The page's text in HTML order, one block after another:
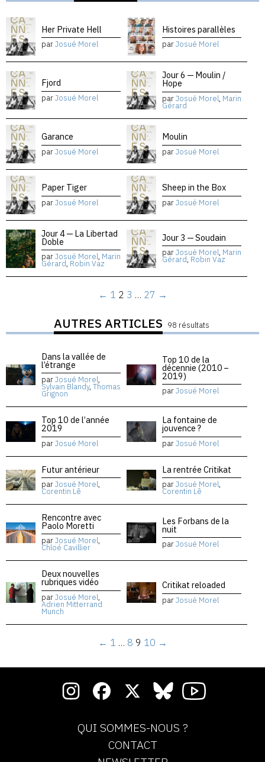
Her Private Hell
parJosué Morel
Histoires parallèles
parJosué Morel
Fjord
parJosué Morel
Jour 6 — Moulin /
Hope
parJosué Morel, Marin
Gérard
Garance
parJosué Morel
Moulin
parJosué Morel
Paper Tiger
parJosué Morel
Sheep in the Box
parJosué Morel
Jour 4 — La Libertad
Doble
parJosué Morel, Marin
Gérard, Robin Vaz
Jour 3 — Soudain
parJosué Morel, Marin
Gérard, Robin Vaz
← 1 2 3 … 27 →
AUTRES ARTICLES 98 résultats
Dans la vallée de
l’étrange
parJosué Morel,
Sylvain Blandy, Thomas
Grignon
Top 10 de la
décennie (2010 –
2019)
parJosué Morel
Top 10 de l’année
2019
parJosué Morel
La fontaine de
jouvence ?
parJosué Morel
Futur antérieur
parJosué Morel,
Corentin Lê
La rentrée Critikat
parJosué Morel,
Corentin Lê
Rencontre avec
Paolo Moretti
parJosué Morel,
Chloé Cavillier
Les Forbans de la
nuit
parJosué Morel
Deux nouvelles
rubriques vidéo
parJosué Morel,
Adrien Mitterrand
Munch
Critikat reloaded
parJosué Morel
← 1 … 8 9 10 →
QUI SOMMES-NOUS ?
CONTACT